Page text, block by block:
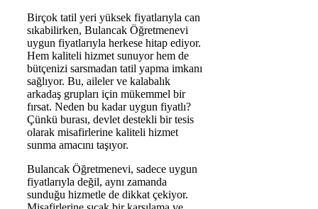
Birçok tatil yeri yüksek fiyatlarıyla can
sıkabilirken, Bulancak Öğretmenevi
uygun fiyatlarıyla herkese hitap ediyor.
Hem kaliteli hizmet sunuyor hem de
bütçenizi sarsmadan tatil yapma imkanı
sağlıyor. Bu, aileler ve kalabalık
arkadaş grupları için mükemmel bir
fırsat. Neden bu kadar uygun fiyatlı?
Çünkü burası, devlet destekli bir tesis
olarak misafirlerine kaliteli hizmet
sunma amacını taşıyor.
Bulancak Öğretmenevi, sadece uygun
fiyatlarıyla değil, aynı zamanda
sunduğu hizmetle de dikkat çekiyor.